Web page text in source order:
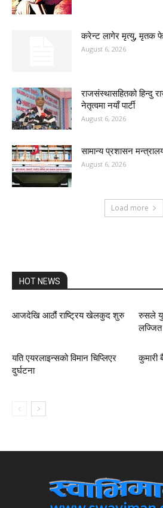
करेन्ट लागेर मृत्यु, मृतक
August 6, 2026
राजसंस्थासहितको हिन्दु
नेतृत्वमा नयाँ पार्टी
August 6, 2026
सामान्य प्रशासन
August 6, 2026
Load more
HOT NEWS
आजदेखि आठौं राष्ट्रिय खेलकुद शुरु
रुसले
लज्जित
यति एयरलाइन्सको विमान चिप्लिएर
दुर्घटना
कुमारी